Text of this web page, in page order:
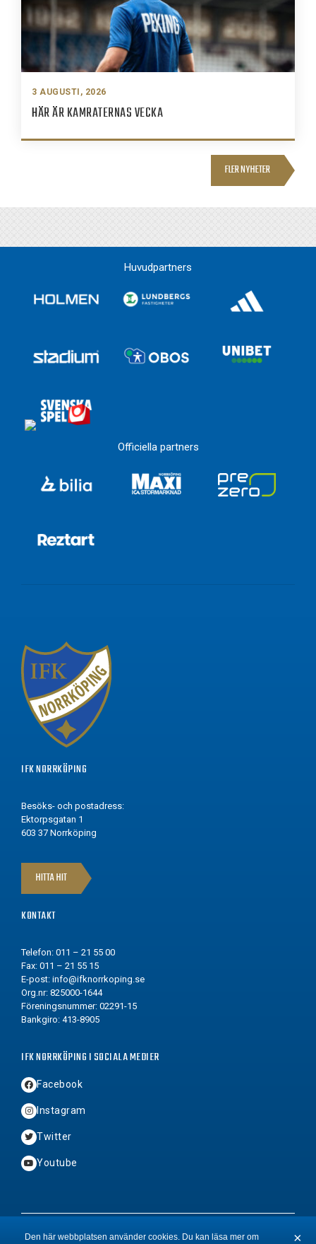
3 AUGUSTI, 2026
HÄR ÄR KAMRATERNAS VECKA
FLER NYHETER
Huvudpartners
Officiella partners
IFK NORRKÖPING
Besöks- och postadress:
Ektorpsgatan 1
603 37 Norrköping
HITTA HIT
KONTAKT
Telefon: 011 – 21 55 00
Fax: 011 – 21 55 15
E-post: info@ifknorrkoping.se
Org.nr: 825000-1644
Föreningsnummer: 02291-15
Bankgiro: 413-8905
IFK NORRKÖPING I SOCIALA MEDIER
Facebook
Instagram
Twitter
Youtube
2026 © Copyright IFK Norrköping FK
Den här webbplatsen använder cookies. Du kan läsa mer om ×